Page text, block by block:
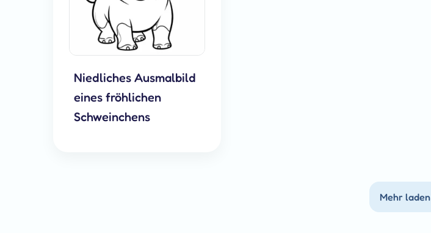
Niedliches Ausmalbild
eines fröhlichen
Schweinchens
Mehr laden